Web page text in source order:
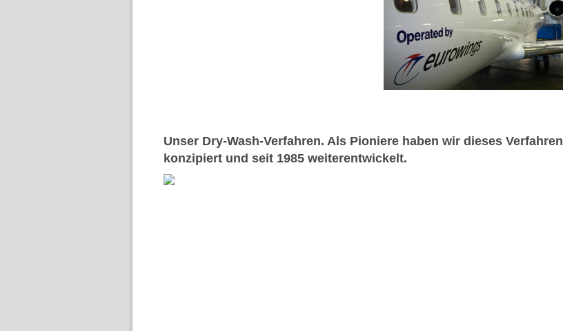
Unser Dry-Wash-Verfahren. Als Pioniere haben wir dieses Verfahren
konzipiert und seit 1985 weiterentwickelt.